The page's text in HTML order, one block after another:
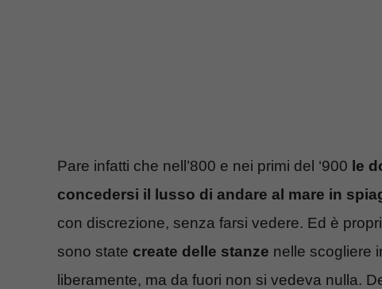
Pare infatti che nell’800 e nei primi del ‘900 le
concedersi il lusso di andare al mare in
con discrezione, senza farsi vedere. Ed è
sono state create delle stanze nelle scogliere
liberamente, ma da fuori non si vedeva nulla.